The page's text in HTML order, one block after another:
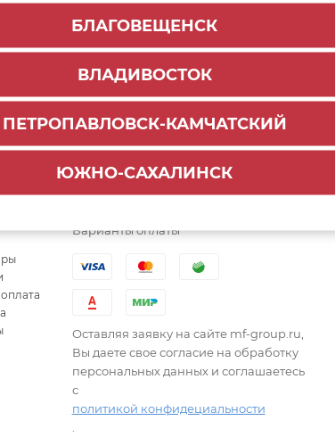
БЛАГОВЕЩЕНСК
ВЛАДИВОСТОК
ПЕТРОПАВЛОВСК-КАМЧАТСКИЙ
ЮЖНО-САХАЛИНСК
выдвижения Tandembox
Варианты оплаты
Оставляя заявку на сайте mf-group.ru,
Вы даете свое согласие на обработку
персональных данных и соглашаетесь
с
политикой конфидециальности